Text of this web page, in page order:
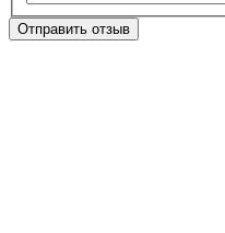
Отправить отзыв